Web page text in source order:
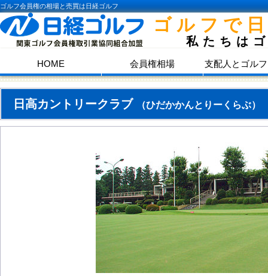
ゴルフ会員権の相場と売買は日経ゴルフ
ゴルフで
私たちは
HOME 会員権相場 支配人とゴル
日高カントリークラブ （ひだかかんとりーくらぶ）